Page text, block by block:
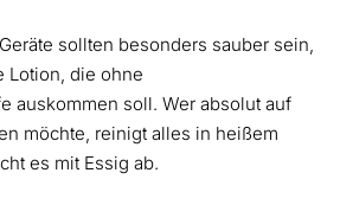
sollten besonders sauber sein,
Lotion, die ohne
auskommen soll. Wer absolut auf
möchte, reinigt alles in heißem
es mit Essig ab.